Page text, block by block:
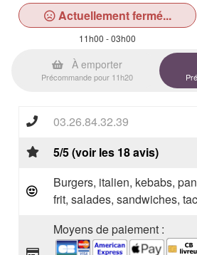
Actuellement fermé...
11h00 - 03h00
À emporter
Précommande pour 11h20
03.26.84.32.39
5/5 (voir les 18 avis)
Burgers, italien, kebabs,
frit, salades, sandwiches,
Moyens de paiement :